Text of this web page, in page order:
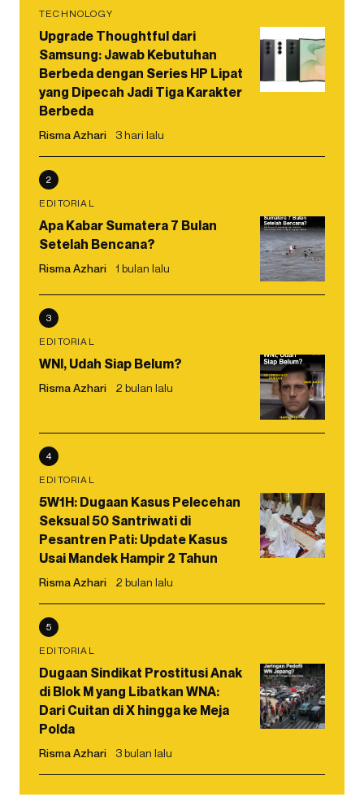
TECHNOLOGY
Upgrade Thoughtful dari
Samsung: Jawab Kebutuhan
Berbeda dengan Series HP Lipat
yang Dipecah Jadi Tiga Karakter
Berbeda
Risma Azhari 3 hari lalu
2
EDITORIAL
Apa Kabar Sumatera 7 Bulan
Setelah Bencana?
Risma Azhari 1 bulan lalu
3
EDITORIAL
WNI, Udah Siap Belum?
Risma Azhari 2 bulan lalu
4
EDITORIAL
5W1H: Dugaan Kasus Pelecehan
Seksual 50 Santriwati di
Pesantren Pati: Update Kasus
Usai Mandek Hampir 2 Tahun
Risma Azhari 2 bulan lalu
5
EDITORIAL
Dugaan Sindikat Prostitusi Anak
di Blok M yang Libatkan WNA:
Dari Cuitan di X hingga ke Meja
Polda
Risma Azhari 3 bulan lalu